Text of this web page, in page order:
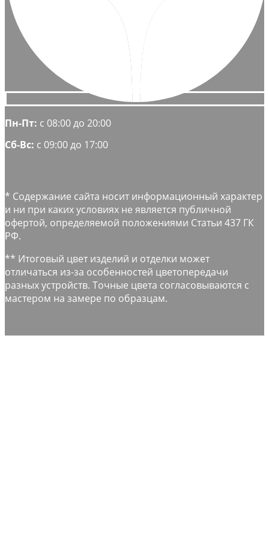
Пн-Пт: с 08:00 до 20:00
Сб-Вс: с 09:00 до 17:00
* Содержание сайта носит информационный характер
и ни при каких условиях не является публичной
офертой, определяемой положениями Статьи 437 ГК
РФ.
** Итоговый цвет изделий и отделки может
отличаться из-за особенностей цветопередачи
разных устройств. Точные цвета согласовываются с
мастером на замере по образцам.